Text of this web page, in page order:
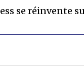
se réinvente